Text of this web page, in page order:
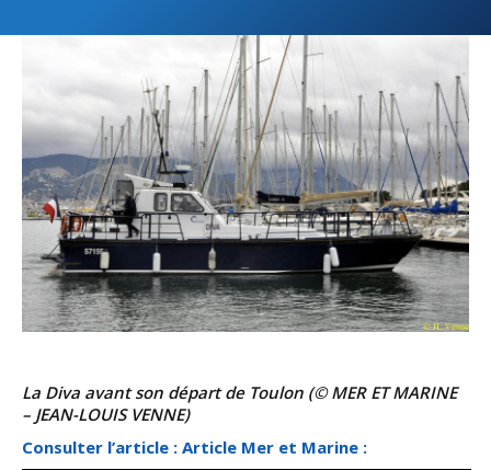
La Diva avant son départ de Toulon (© MER ET MARINE
– JEAN-LOUIS VENNE)
Consulter l’article : Article Mer et Marine :